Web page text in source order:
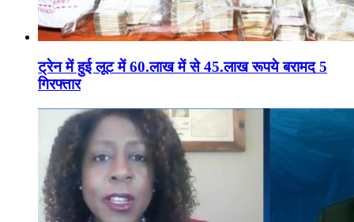
ट्रेन में हुई लूट में 60.लाख में से 45.लाख रूपये बरामद 5
गिरफ्तार